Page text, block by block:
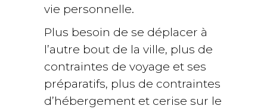
vie personnelle.
Plus besoin de se déplacer à
l’autre bout de la ville, plus de
contraintes de voyage et ses
préparatifs, plus de contraintes
d’hébergement et cerise sur le